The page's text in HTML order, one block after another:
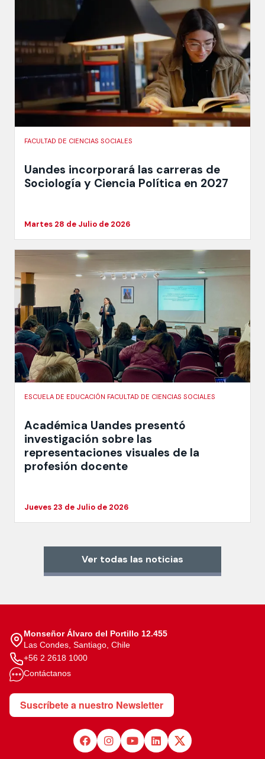
FACULTAD DE CIENCIAS SOCIALES
Uandes incorporará las carreras de
Sociología y Ciencia Política en 2027
Martes 28 de Julio de 2026
ESCUELA DE EDUCACIÓN FACULTAD DE CIENCIAS SOCIALES
Académica Uandes presentó
investigación sobre las
representaciones visuales de la
profesión docente
Jueves 23 de Julio de 2026
Ver todas las noticias
Monseñor Álvaro del Portillo 12.455
Las Condes, Santiago, Chile
+56 2 2618 1000
Contáctanos
Suscríbete a nuestro Newsletter